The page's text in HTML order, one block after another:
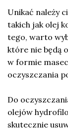
Unikać należy
takich jak olej
tego, warto
które nie będą
w formie
oczyszczania
Do
olejów
skutecznie